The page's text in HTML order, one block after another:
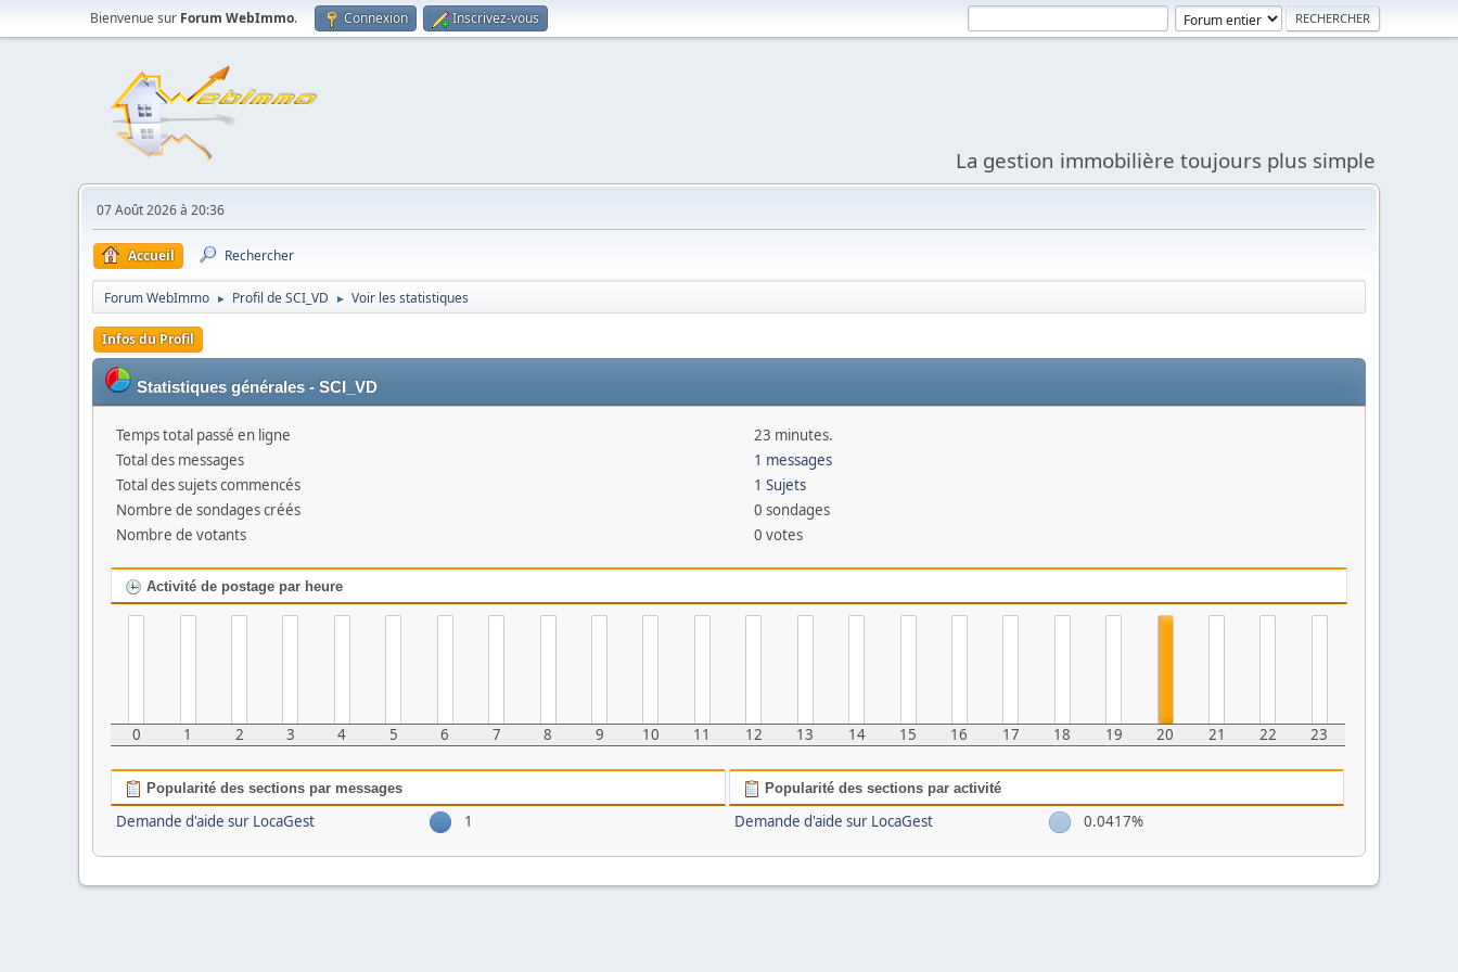
Bienvenue sur Forum WebImmo. Connexion Inscrivez-vous
La gestion immobilière toujours plus simple
07 Août 2026 à 20:36
Accueil Rechercher
Forum WebImmo ► Profil de SCI_VD ► Voir les statistiques
Infos du Profil
Statistiques générales - SCI_VD
Temps total passé en ligne
23 minutes.
Total des messages
1 messages
Total des sujets commencés
1 Sujets
Nombre de sondages créés
0 sondages
Nombre de votants
0 votes
Activité de postage par heure
0 1 2 3 4 5 6 7 8 9 10 11 12 13 14 15 16 17 18 19 20 21 22 23
Popularité des sections par messages
Demande d'aide sur LocaGest 1
Popularité des sections par activité
Demande d'aide sur LocaGest 0.0417%